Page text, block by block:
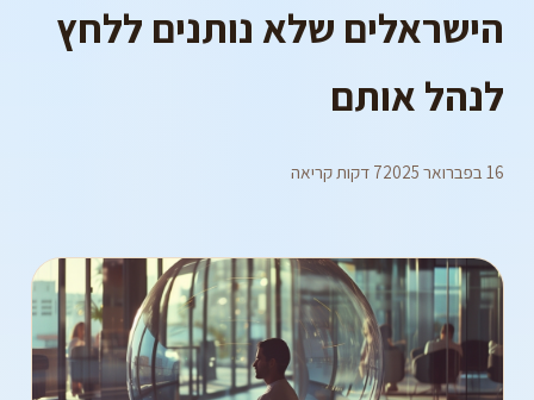
הישראלים שלא נותנים ללחץ
לנהל אותם
16 בפברואר 2025 7 דקות קריאה